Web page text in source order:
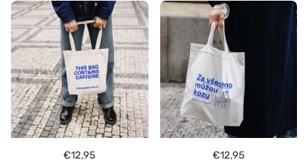
Běžná cena
€12,95 Běžná cena
€12,95